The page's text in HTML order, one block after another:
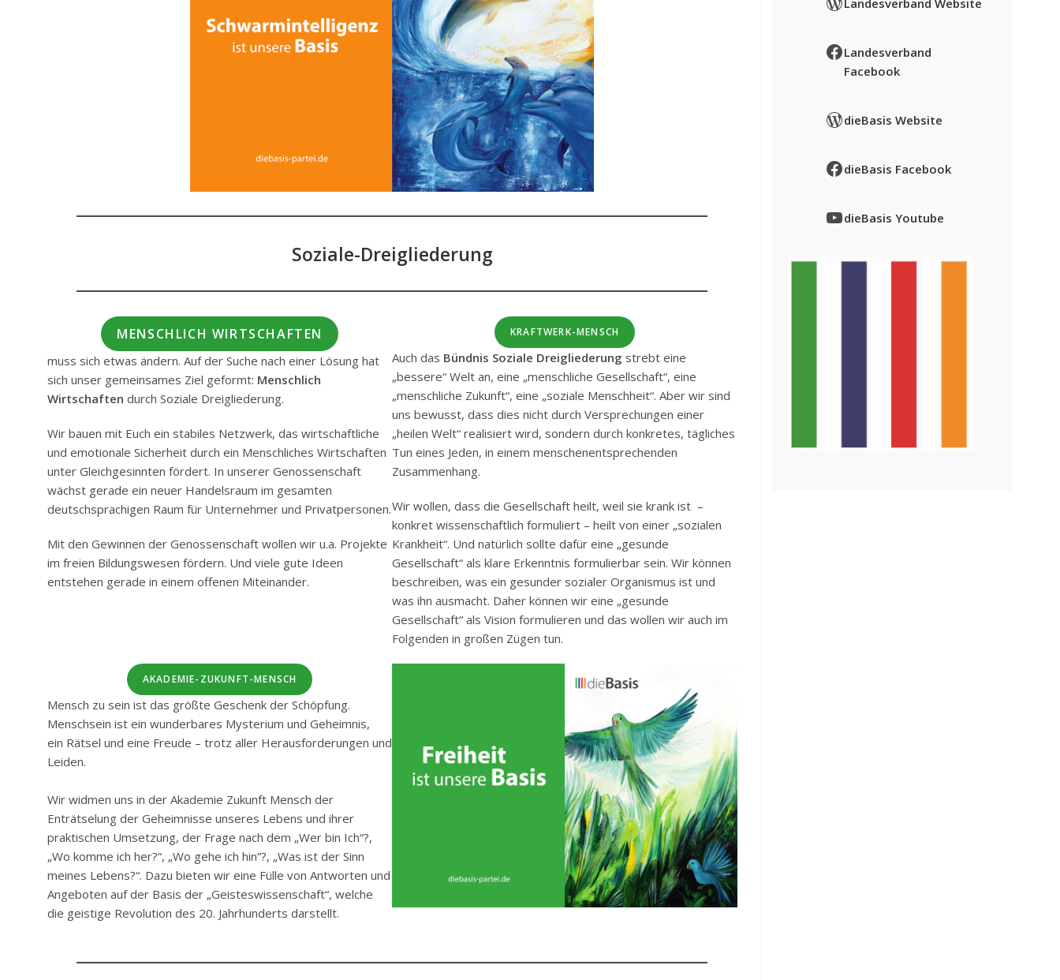
Soziale-Dreigliederung
MENSCHLICH WIRTSCHAFTEN
muss sich etwas ändern. Auf der Suche nach einer Lösung hat
sich unser gemeinsames Ziel geformt: Menschlich
Wirtschaften durch Soziale Dreigliederung.
Wir bauen mit Euch ein stabiles Netzwerk, das wirtschaftliche
und emotionale Sicherheit durch ein Menschliches Wirtschaften
unter Gleichgesinnten fördert. In unserer Genossenschaft
wächst gerade ein neuer Handelsraum im gesamten
deutschsprachigen Raum für Unternehmer und Privatpersonen.
Mit den Gewinnen der Genossenschaft wollen wir u.a. Projekte
im freien Bildungswesen fördern. Und viele gute Ideen
entstehen gerade in einem offenen Miteinander.
KRAFTWERK-MENSCH
Auch das Bündnis Soziale Dreigliederung strebt eine
„bessere“ Welt an, eine „menschliche Gesellschaft“, eine
„menschliche Zukunft“, eine „soziale Menschheit“. Aber wir sind
uns bewusst, dass dies nicht durch Versprechungen einer
„heilen Welt“ realisiert wird, sondern durch konkretes, tägliches
Tun eines Jeden, in einem menschenentsprechenden
Zusammenhang.
Wir wollen, dass die Gesellschaft heilt, weil sie krank ist –
konkret wissenschaftlich formuliert – heilt von einer „sozialen
Krankheit“. Und natürlich sollte dafür eine „gesunde
Gesellschaft“ als klare Erkenntnis formulierbar sein. Wir können
beschreiben, was ein gesunder sozialer Organismus ist und
was ihn ausmacht. Daher können wir eine „gesunde
Gesellschaft“ als Vision formulieren und das wollen wir auch im
Folgenden in großen Zügen tun.
AKADEMIE-ZUKUNFT-MENSCH
Mensch zu sein ist das größte Geschenk der Schöpfung.
Menschsein ist ein wunderbares Mysterium und Geheimnis,
ein Rätsel und eine Freude – trotz aller Herausforderungen und
Leiden.
Wir widmen uns in der Akademie Zukunft Mensch der
Enträtselung der Geheimnisse unseres Lebens und ihrer
praktischen Umsetzung, der Frage nach dem „Wer bin Ich“?,
„Wo komme ich her?“, „Wo gehe ich hin“?, „Was ist der Sinn
meines Lebens?“. Dazu bieten wir eine Fülle von Antworten und
Angeboten auf der Basis der „Geisteswissenschaft“, welche
die geistige Revolution des 20. Jahrhunderts darstellt.
Landesverband Website
Facebook
Landesverband
Facebook
WordPress dieBasis Website
Facebook dieBasis Facebook
YouTube dieBasis Youtube